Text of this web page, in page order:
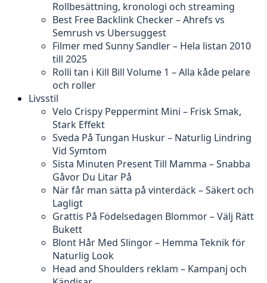
Rollbesättning, kronologi och streaming
Best Free Backlink Checker – Ahrefs vs
Semrush vs Ubersuggest
Filmer med Sunny Sandler – Hela listan 2010
till 2025
Rolli tan i Kill Bill Volume 1 – Alla kåde pelare
och roller
Livsstil
Velo Crispy Peppermint Mini – Frisk Smak,
Stark Effekt
Sveda På Tungan Huskur – Naturlig Lindring
Vid Symtom
Sista Minuten Present Till Mamma – Snabba
Gåvor Du Litar På
När får man sätta på vinterdäck – Säkert och
Lagligt
Grattis På Födelsedagen Blommor – Välj Rätt
Bukett
Blont Hår Med Slingor – Hemma Teknik för
Naturlig Look
Head and Shoulders reklam – Kampanj och